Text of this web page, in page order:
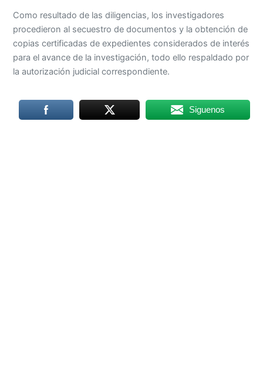
Como resultado de las diligencias, los investigadores
procedieron al secuestro de documentos y la obtención de
copias certificadas de expedientes considerados de interés
para el avance de la investigación, todo ello respaldado por
la autorización judicial correspondiente.
Siguenos